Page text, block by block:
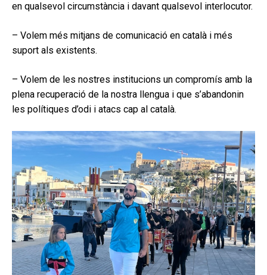
en qualsevol circumstància i davant qualsevol interlocutor.
– Volem més mitjans de comunicació en català i més
suport als existents.
– Volem de les nostres institucions un compromís amb la
plena recuperació de la nostra llengua i que s’abandonin
les polítiques d’odi i atacs cap al català.